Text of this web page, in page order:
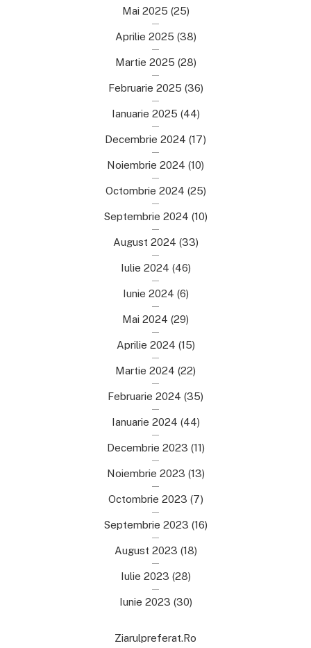
Mai 2025 (25)
Aprilie 2025 (38)
Martie 2025 (28)
Februarie 2025 (36)
Ianuarie 2025 (44)
Decembrie 2024 (17)
Noiembrie 2024 (10)
Octombrie 2024 (25)
Septembrie 2024 (10)
August 2024 (33)
Iulie 2024 (46)
Iunie 2024 (6)
Mai 2024 (29)
Aprilie 2024 (15)
Martie 2024 (22)
Februarie 2024 (35)
Ianuarie 2024 (44)
Decembrie 2023 (11)
Noiembrie 2023 (13)
Octombrie 2023 (7)
Septembrie 2023 (16)
August 2023 (18)
Iulie 2023 (28)
Iunie 2023 (30)
Ziarulpreferat.ro